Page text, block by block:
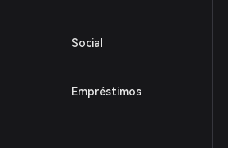
Social
Empréstimos